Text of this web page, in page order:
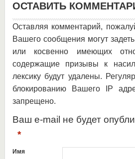
ОСТАВИТЬ
Оставляя комментарий,
Вашего сообщения могут
или косвенно имеющих
содержащие призывы к
лексику будут удалены.
блокированию Вашего IP
запрещено.
Ваш e-mail не будет
*
Имя